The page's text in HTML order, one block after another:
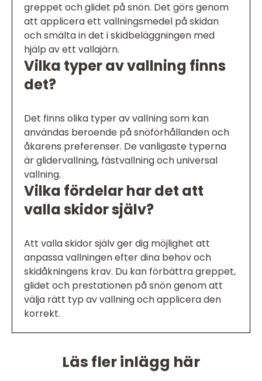
greppet och glidet på snön. Det görs genom
att applicera ett vallningsmedel på skidan
och smälta in det i skidbeläggningen med
hjälp av ett vallajärn.
Vilka typer av vallning finns
det?
Det finns olika typer av vallning som kan
användas beroende på snöförhållanden och
åkarens preferenser. De vanligaste typerna
är glidervallning, fästvallning och universal
vallning.
Vilka fördelar har det att
valla skidor själv?
Att valla skidor själv ger dig möjlighet att
anpassa vallningen efter dina behov och
skidåkningens krav. Du kan förbättra greppet,
glidet och prestationen på snön genom att
välja rätt typ av vallning och applicera den
korrekt.
Läs fler inlägg här